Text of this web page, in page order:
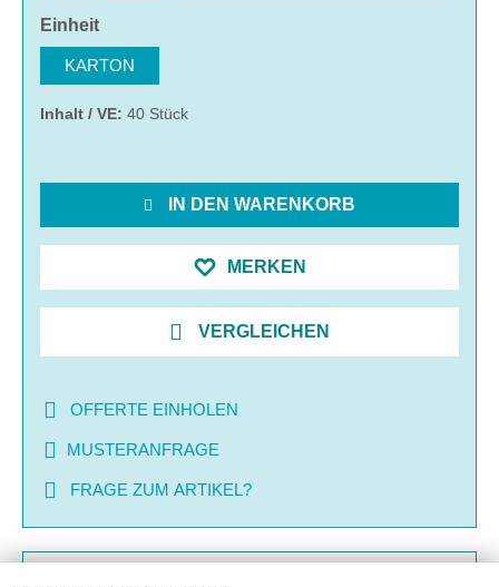
Einheitauswählen
KARTON
Inhalt / VE: 40 Stück
IN DEN WARENKORB
MERKEN
VERGLEICHEN
OFFERTE EINHOLEN
MUSTERANFRAGE
FRAGE ZUM ARTIKEL?